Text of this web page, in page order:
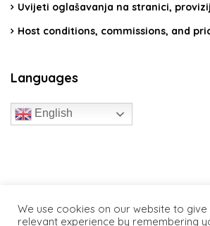
Uvijeti oglašavanja na stranici,
Host conditions, commissions, and
Languages
English
We use cookies on our website to
relevant experience by remembering